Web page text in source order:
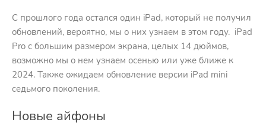
С прошлого года остался один iPad, который не получил
обновлений, вероятно, мы о них узнаем в этом году. iPad
Pro с большим размером экрана, целых 14 дюймов,
возможно мы о нем узнаем осенью или уже ближе к
2024. Также ожидаем обновление версии iPad mini
седьмого поколения.
Новые айфоны